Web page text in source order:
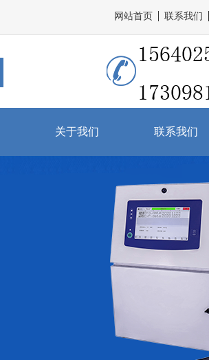
网站首页 联系我们
关于我们 联系我们